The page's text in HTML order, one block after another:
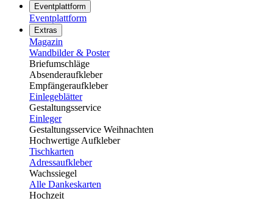
Eventplattform
Eventplattform
Extras
Magazin
Wandbilder & Poster
Briefumschläge
Absenderaufkleber
Empfängeraufkleber
Einlegeblätter
Gestaltungsservice
Einleger
Gestaltungsservice Weihnachten
Hochwertige Aufkleber
Tischkarten
Adressaufkleber
Wachssiegel
Alle Dankeskarten
Hochzeit